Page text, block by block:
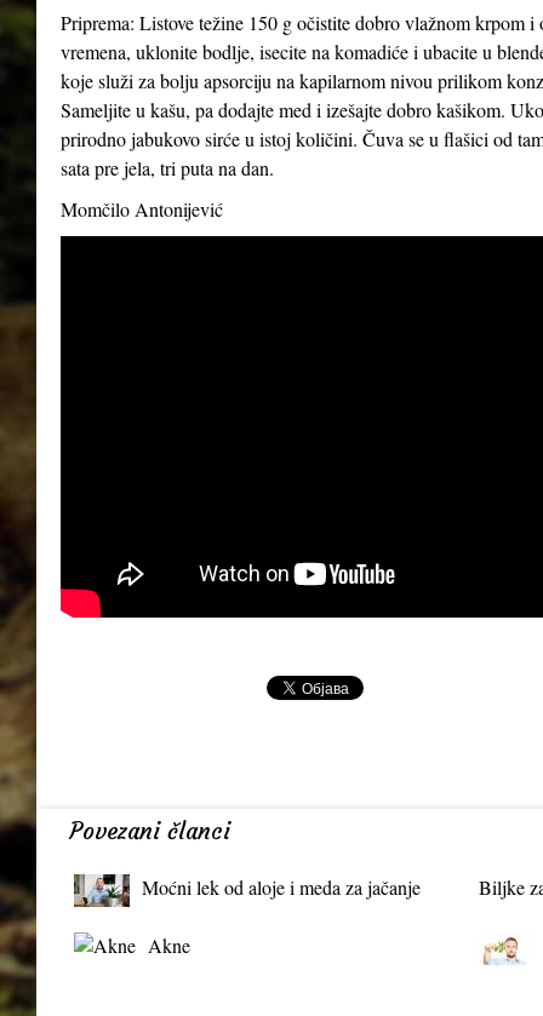
Priprema: Listove težine 150 g očistite dobro vlažnom krpom
vremena, uklonite bodlje, isecite na komadiće i ubacite u
koje služi za bolju apsorciju na kapilarnom nivou prilikom
Sameljite u kašu, pa dodajte med i izešajte dobro kašikom.
prirodno jabukovo sirće u istoj količini. Čuva se u flašici od
sata pre jela, tri puta na dan.
Momčilo Antonijević
Povezani članci
Moćni lek od aloje i meda za jačanje
Biljke
Akne